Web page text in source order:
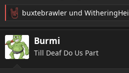
R
e
a
k
t
buxtebrawler und
Burmi
Till Deaf Do Us Part